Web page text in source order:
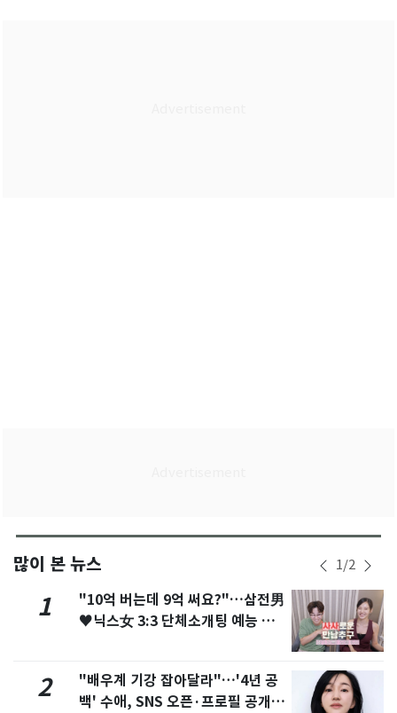
많이 본 뉴스 1/2
1
"10억 버는데 9억 써요?"…삼전男
♥닉스女 3:3 단체소개팅 예능 화
2
"배우계 기강 잡아달라"…'4년 공
백' 수애, SNS 오픈·프로필 공개